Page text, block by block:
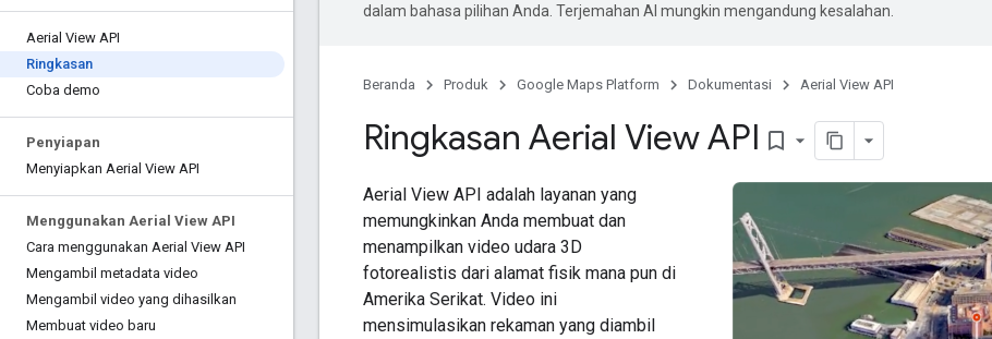
Aerial View API
Ringkasan
Coba demo
Penyiapan
Menyiapkan Aerial View API
Menggunakan Aerial View API
Cara menggunakan Aerial View API
Mengambil metadata video
Mengambil video yang dihasilkan
Membuat video baru
dalam bahasa pilihan Anda. Terjemahan AI mungkin mengandung kesalahan.
Beranda Produk Google Maps Platform Dokumentasi Aerial View API
Ringkasan Aerial View API bookmark_border
Aerial View API adalah layanan yang
memungkinkan Anda membuat dan
menampilkan video udara 3D
fotorealistis dari alamat fisik mana pun di
Amerika Serikat. Video ini
mensimulasikan rekaman yang diambil